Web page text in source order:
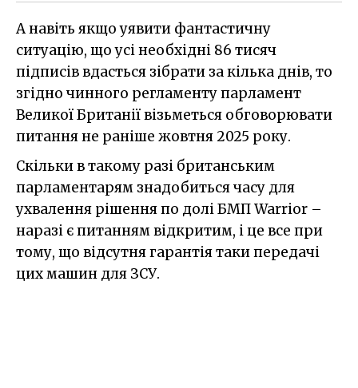
А навіть якщо уявити фантастичну
ситуацію, що усі необхідні 86 тисяч
підписів вдасться зібрати за кілька днів, то
згідно чинного регламенту парламент
Великої Британії візьметься обговорювати
питання не раніше жовтня 2025 року.
Скільки в такому разі британським
парламентарям знадобиться часу для
ухвалення рішення по долі БМП Warrior –
наразі є питанням відкритим, і це все при
тому, що відсутня гарантія таки передачі
цих машин для ЗСУ.